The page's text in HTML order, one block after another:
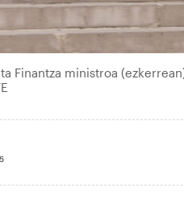
Finantza ministroa